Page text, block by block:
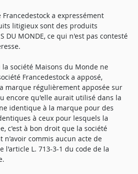
Francedestock a expressément
litigieux sont des produits
DU MONDE, ce qui n'est pas contesté
la société Maisons du Monde ne
Francedestock a apposé,
marque régulièrement apposée sur
encore qu'elle aurait utilisé dans la
identique à la marque pour des
à ceux pour lesquels la
c'est à bon droit que la société
n'avoir commis aucun acte de
l'article L. 713-3-1 du code de la